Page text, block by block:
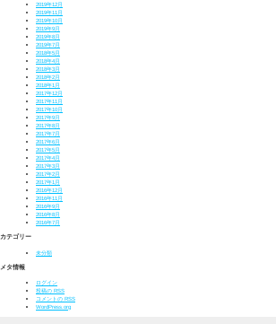
2019年12月
2019年11月
2019年10月
2019年9月
2019年8月
2019年7月
2018年5月
2018年4月
2018年3月
2018年2月
2018年1月
2017年12月
2017年11月
2017年10月
2017年9月
2017年8月
2017年7月
2017年6月
2017年5月
2017年4月
2017年3月
2017年2月
2017年1月
2016年12月
2016年11月
2016年9月
2016年8月
2016年7月
カテゴリー
未分類
メタ情報
ログイン
投稿の RSS
コメントの RSS
WordPress.org